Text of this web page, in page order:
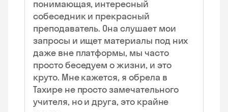
понимающая, интересный
собеседник и прекрасный
преподаватель. Она слушает мои
запросы и ищет материалы под них
даже вне платформы, мы часто
просто беседуем о жизни, и это
круто. Мне кажется, я обрела в
Тахире не просто замечательного
учителя, но и друга, это крайне